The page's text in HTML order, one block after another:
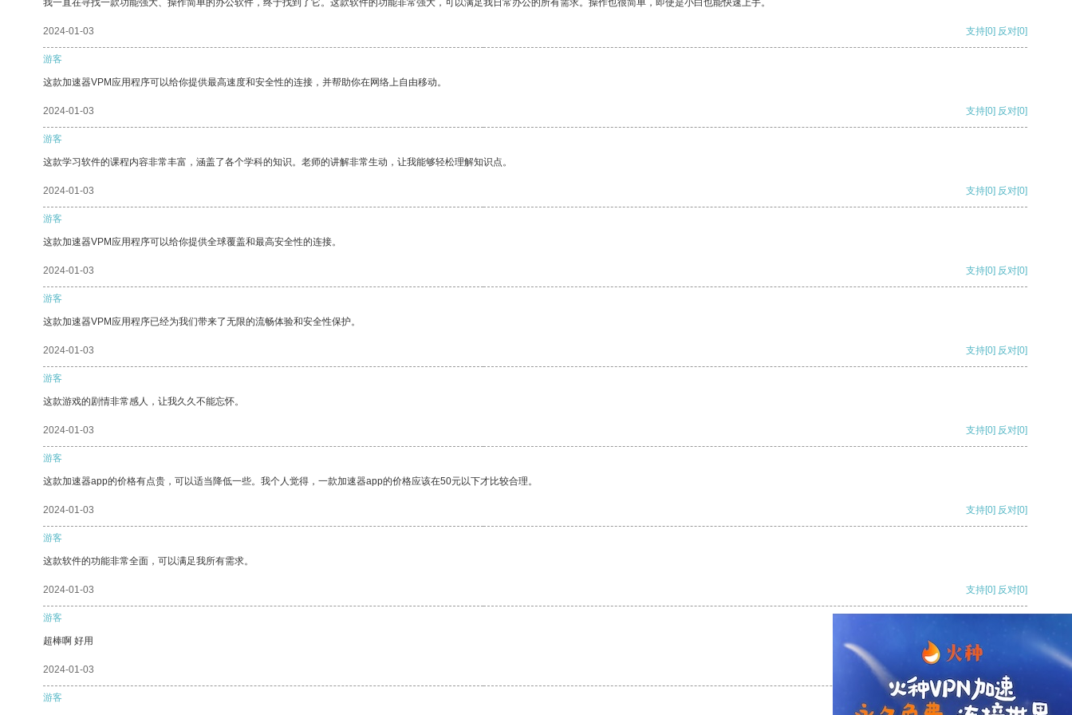
我一直在寻找一款功能强大、操作简单的办公软件，终于找到了它。这款软件的功能非常强大，可以满足我日常办公的所有需求。操作也很简单，即使是小白也能快速上手。
2024-01-03 支持[0] 反对[0]
游客
这款加速器VPM应用程序可以给你提供最高速度和安全性的连接，并帮助你在网络上自由移动。
2024-01-03 支持[0] 反对[0]
游客
这款学习软件的课程内容非常丰富，涵盖了各个学科的知识。老师的讲解非常生动，让我能够轻松理解知识点。
2024-01-03 支持[0] 反对[0]
游客
这款加速器VPM应用程序可以给你提供全球覆盖和最高安全性的连接。
2024-01-03 支持[0] 反对[0]
游客
这款加速器VPM应用程序已经为我们带来了无限的流畅体验和安全性保护。
2024-01-03 支持[0] 反对[0]
游客
这款游戏的剧情非常感人，让我久久不能忘怀。
2024-01-03 支持[0] 反对[0]
游客
这款加速器app的价格有点贵，可以适当降低一些。我个人觉得，一款加速器app的价格应该在50元以下才比较合理。
2024-01-03 支持[0] 反对[0]
游客
这款软件的功能非常全面，可以满足我所有需求。
2024-01-03 支持[0] 反对[0]
游客
超棒啊 好用
2024-01-03
游客